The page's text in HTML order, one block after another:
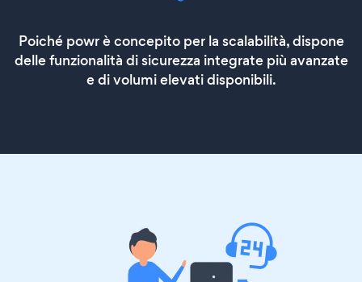
Poiché powr è concepito per la scalabilità, dispone
delle funzionalità di sicurezza integrate più avanzate
e di volumi elevati disponibili.